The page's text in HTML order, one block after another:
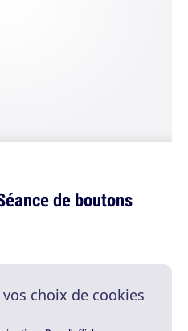
de boutons
choix de cookies